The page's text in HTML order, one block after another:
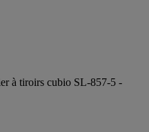
à tiroirs cubio SL-857-5 -